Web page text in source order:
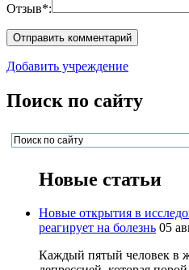
Отзыв*:
Добавить учреждение
Поиск по сайту
Новые статьи
Новые открытия в
реагирует на болезнь 05
Каждый пятый человек в